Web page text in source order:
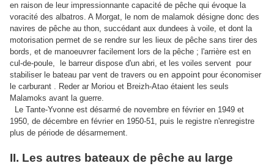
en raison de leur impressionnante capacité de pêche qui évoque la
voracité des albatros. A Morgat, le nom de malamok désigne donc des
navires de pêche au thon, succédant aux dundees à voile, et dont la
motorisation permet de se rendre sur les lieux de pêche sans tirer des
bords, et de manoeuvrer facilement lors de la pêche ; l'arrière est en
cul-de-poule, le barreur dispose d'un abri, et les voiles servent pour
stabiliser le bateau par vent de travers ou en appoint pour économiser
le carburant . Reder ar Moriou et Breizh-Atao étaient les seuls
Malamoks avant la guerre.
Le Tante-Yvonne est désarmé de novembre en février en 1949 et
1950, de décembre en février en 1950-51, puis le registre n'enregistre
plus de période de désarmement.
II. Les autres bateaux de pêche au large